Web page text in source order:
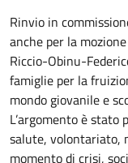
Rinvio in
anche per la
Riccio-Obinu-
famiglie per la
mondo giovanile e
L’argomento è stato
salute, volontariato,
momento di crisi,